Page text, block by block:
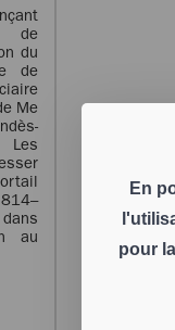
En
pour
de
du
de
Me
Les
au